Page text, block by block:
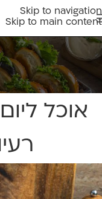
Skip to navigation
Skip to main content
אוכל